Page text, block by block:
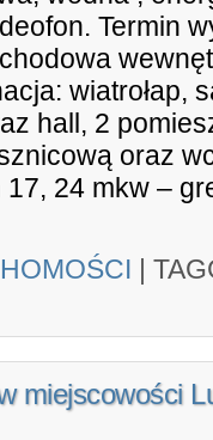
Termin
wiatrołap,
hall, 2
oraz
24 mkw –
|
miejscowości